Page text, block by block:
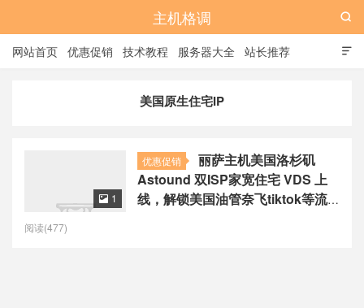
主机格调

网站首页 优惠促销 技术教程 服务器大全 站长推荐

美国原生住宅IP
优惠促销
丽萨主机美国洛杉矶
Astound 双ISP家宽住宅 VDS 上
线，解锁美国油管奈飞tiktok等流
 1
阅读(477)